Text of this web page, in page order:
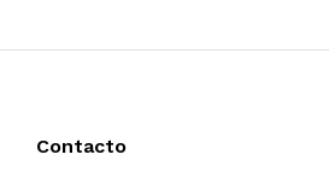
Contacto